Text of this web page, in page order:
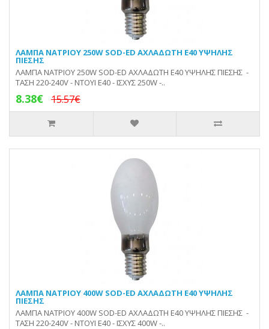
ΛΑΜΠΑ ΝΑΤΡΙΟΥ 250W SOD-ED ΑΧΛΑΔΩΤΗ E40 ΥΨΗΛΗΣ
ΠΙΕΣΗΣ
ΛΑΜΠΑ ΝΑΤΡΙΟΥ 250W SOD-ED ΑΧΛΑΔΩΤΗ E40 ΥΨΗΛΗΣ ΠΙΕΣΗΣ -
ΤΑΣΗ 220-240V - ΝΤΟΥΙ Ε40 - ΙΣΧΥΣ 250W -..
8.38€ 15.57€
ΛΑΜΠΑ ΝΑΤΡΙΟΥ 400W SOD-ED ΑΧΛΑΔΩΤΗ E40 ΥΨΗΛΗΣ
ΠΙΕΣΗΣ
ΛΑΜΠΑ ΝΑΤΡΙΟΥ 400W SOD-ED ΑΧΛΑΔΩΤΗ E40 ΥΨΗΛΗΣ ΠΙΕΣΗΣ -
ΤΑΣΗ 220-240V - ΝΤΟΥΙ Ε40 - ΙΣΧΥΣ 400W -..